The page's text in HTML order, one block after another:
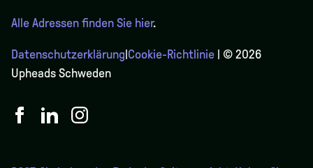
Alle Adressen finden Sie hier.
Datenschutzerklärung Cookie-Richtlinie | © 2026
Upheads Schweden